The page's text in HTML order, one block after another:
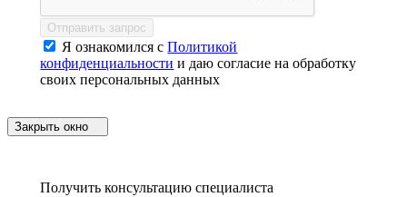
Отправить запрос
Я ознакомился сПолитикой
конфиденциальности и даю согласие на обработку
своих персональных данных
Закрыть окно
Получить консультацию специалиста